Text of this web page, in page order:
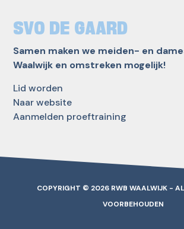
SVO DE GAARD
Samen maken we meiden- en
Waalwijk en omstreken mogelijk!
Lid worden
Naar website
Aanmelden proeftraining
COPYRIGHT © 2026 RWB WAALWIJK -
VOORBEHOUDEN